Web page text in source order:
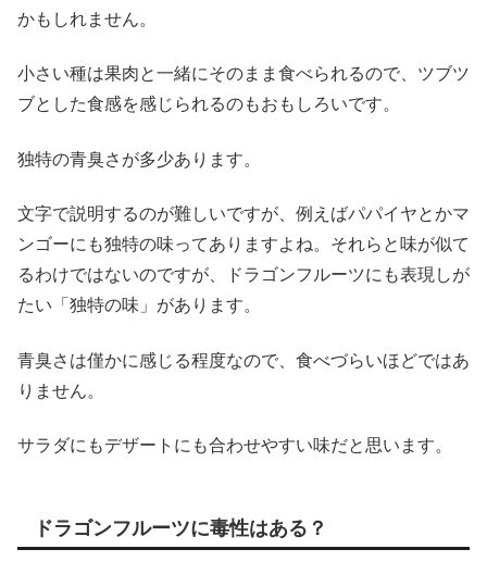
かもしれません。
小さい種は果肉と一緒にそのまま食べられるので、ツブツ
ブとした食感を感じられるのもおもしろいです。
独特の青臭さが多少あります。
文字で説明するのが難しいですが、例えばパパイヤとかマ
ンゴーにも独特の味ってありますよね。それらと味が似て
るわけではないのですが、ドラゴンフルーツにも表現しが
たい「独特の味」があります。
青臭さは僅かに感じる程度なので、食べづらいほどではあ
りません。
サラダにもデザートにも合わせやすい味だと思います。
ドラゴンフルーツに毒性はある？